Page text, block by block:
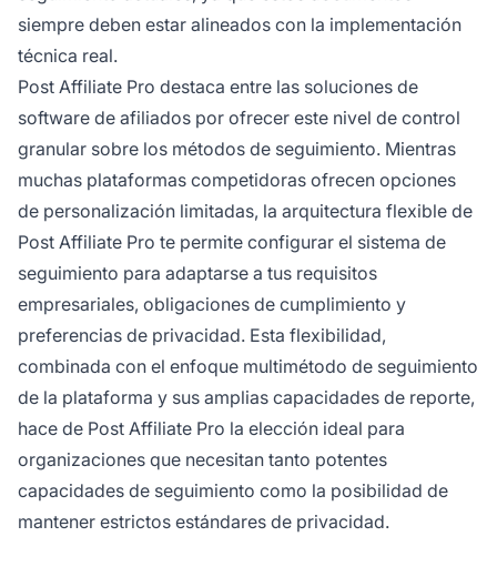
siempre deben estar alineados con la implementación
técnica real.
Post Affiliate Pro destaca entre las soluciones de
software de afiliados por ofrecer este nivel de control
granular sobre los métodos de seguimiento. Mientras
muchas plataformas competidoras ofrecen opciones
de personalización limitadas, la arquitectura flexible de
Post Affiliate Pro te permite configurar el sistema de
seguimiento para adaptarse a tus requisitos
empresariales, obligaciones de cumplimiento y
preferencias de privacidad. Esta flexibilidad,
combinada con el enfoque multimétodo de seguimiento
de la plataforma y sus amplias capacidades de reporte,
hace de Post Affiliate Pro la elección ideal para
organizaciones que necesitan tanto potentes
capacidades de seguimiento como la posibilidad de
mantener estrictos estándares de privacidad.